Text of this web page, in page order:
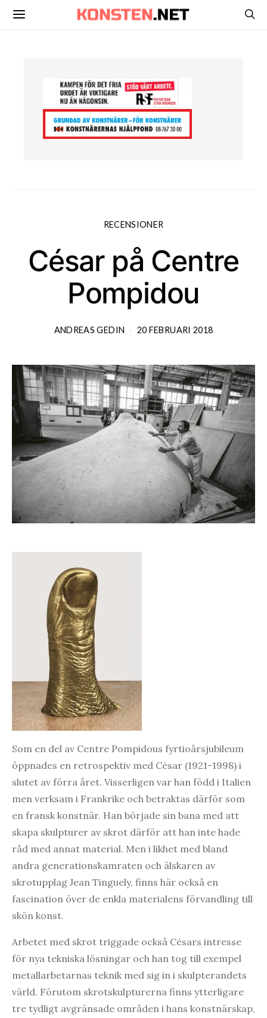
RECENSIONER
César på Centre
Pompidou
ANDREAS GEDIN 20 FEBRUARI 2018
Som en del av Centre Pompidous fyrtioårsjubileum
öppnades en retrospektiv med César (1921-1998) i
slutet av förra året. Visserligen var han född i Italien
men verksam i Frankrike och betraktas därför som
en fransk konstnär. Han började sin bana med att
skapa skulpturer av skrot därför att han inte hade
råd med annat material. Men i likhet med bland
andra generationskamraten och älskaren av
skrotupplag Jean Tinguely, finns här också en
fascination över de enkla materialens förvandling till
skön konst.
Arbetet med skrot triggade också Césars intresse
för nya tekniska lösningar och han tog till exempel
metallarbetarnas teknik med sig in i skulpterandets
värld. Förutom skrotskulpturerna finns ytterligare
tre tydligt avgränsade områden i hans konstnärskap,